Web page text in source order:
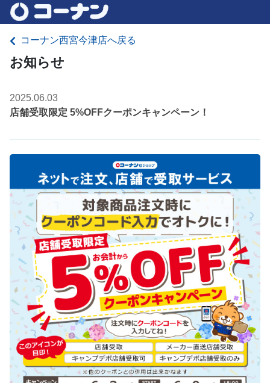
コーナン西宮今津店へ戻る
お知らせ
2025.06.03
店舗受取限定 5%OFFクーポンキャンペーン！